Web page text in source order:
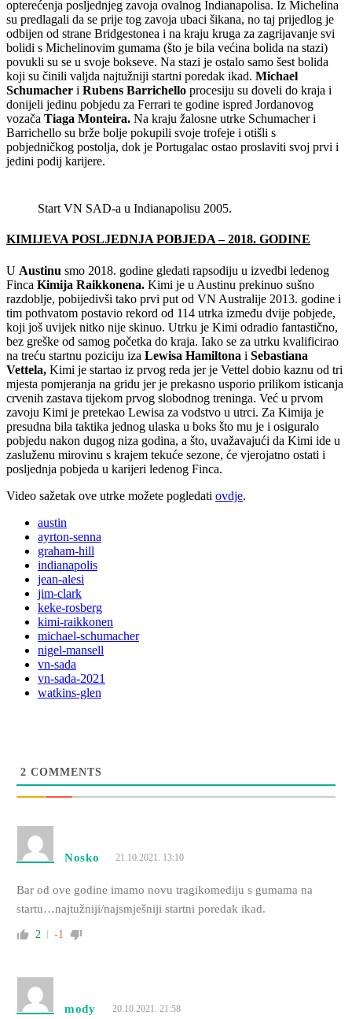
opterećenja posljednjeg zavoja ovalnog Indianapolisa. Iz Michelina
su predlagali da se prije tog zavoja ubaci šikana, no taj prijedlog je
odbijen od strane Bridgestonea i na kraju kruga za zagrijavanje svi
bolidi s Michelinovim gumama (što je bila većina bolida na stazi)
povukli su se u svoje bokseve. Na stazi je ostalo samo šest bolida
koji su činili valjda najtužniji startni poredak ikad. Michael
Schumacher i Rubens Barrichello procesiju su doveli do kraja i
donijeli jedinu pobjedu za Ferrari te godine ispred Jordanovog
vozača Tiaga Monteira. Na kraju žalosne utrke Schumacher i
Barrichello su brže bolje pokupili svoje trofeje i otišli s
pobjedničkog postolja, dok je Portugalac ostao proslaviti svoj prvi i
jedini podij karijere.
Start VN SAD-a u Indianapolisu 2005.
KIMIJEVA POSLJEDNJA POBJEDA – 2018. GODINE
U Austinu smo 2018. godine gledati rapsodiju u izvedbi ledenog
Finca Kimija Raikkonena. Kimi je u Austinu prekinuo sušno
razdoblje, pobijedivši tako prvi put od VN Australije 2013. godine i
tim pothvatom postavio rekord od 114 utrka između dvije pobjede,
koji još uvijek nitko nije skinuo. Utrku je Kimi odradio fantastično,
bez greške od samog početka do kraja. Iako se za utrku kvalificirao
na treću startnu poziciju iza Lewisa Hamiltona i Sebastiana
Vettela, Kimi je startao iz prvog reda jer je Vettel dobio kaznu od tri
mjesta pomjeranja na gridu jer je prekasno usporio prilikom isticanja
crvenih zastava tijekom prvog slobodnog treninga. Već u prvom
zavoju Kimi je pretekao Lewisa za vodstvo u utrci. Za Kimija je
presudna bila taktika jednog ulaska u boks što mu je i osiguralo
pobjedu nakon dugog niza godina, a što, uvažavajući da Kimi ide u
zasluženu mirovinu s krajem tekuće sezone, će vjerojatno ostati i
posljednja pobjeda u karijeri ledenog Finca.
Video sažetak ove utrke možete pogledati ovdje.
austin
ayrton-senna
graham-hill
indianapolis
jean-alesi
jim-clark
keke-rosberg
kimi-raikkonen
michael-schumacher
nigel-mansell
vn-sada
vn-sada-2021
watkins-glen
2 COMMENTS
Nosko 21.10.2021. 13:10
Bar od ove godine imamo novu tragikomediju s gumama na
startu…najtužniji/najsmješniji startni poredak ikad.
2 -1
mody 20.10.2021. 21:58